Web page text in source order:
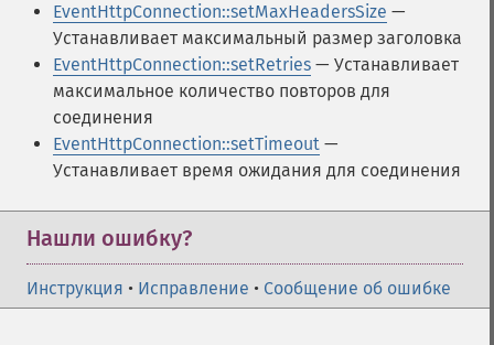
EventHttpConnection::setMaxHeadersSize —
Устанавливает максимальный размер заголовка
EventHttpConnection::setRetries — Устанавливает
максимальное количество повторов для
соединения
EventHttpConnection::setTimeout —
Устанавливает время ожидания для соединения
Нашли ошибку?
Инструкция • Исправление • Сообщение об ошибке